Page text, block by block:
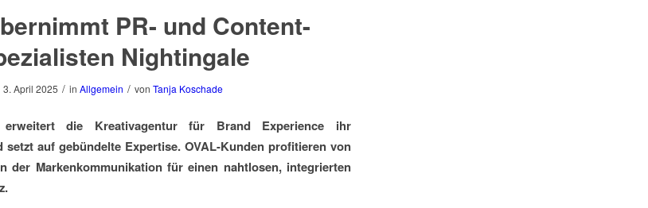
PR- und Content-
Nightingale
3. April 2025 / in Allgemein / von Tanja Koschade
die Kreativagentur für Brand Experience ihr
auf gebündelte Expertise. OVAL-Kunden profitieren von
der Markenkommunikation für einen nahtlosen, integrierten